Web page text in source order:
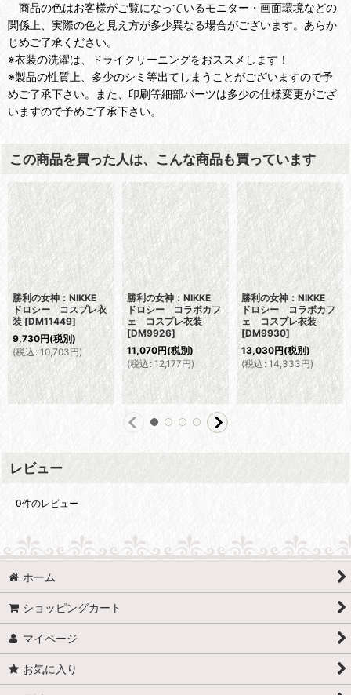
商品の色はお客様がご覧になっているモニター・画面環境などの
関係上、実際の色と見え方が多少異なる場合がございます。あらか
じめご了承ください。
※衣装の洗濯は、ドライクリーニングをおススメします！
※製品の性質上、多少のシミ等出てしまうことがございますので予
めご了承下さい。また、印刷等細部パーツは多少の仕様変更がござ
いますので予めご了承下さい。
この商品を買った人は、こんな商品も買っています
勝利の女神：NIKKE
ドロシー コスプレ衣
装 [DM11449]
9,730円(税別)
(税込 : 10,703円)
勝利の女神：NIKKE
ドロシー コラボカフ
ェ コスプレ衣装
[DM9926]
11,070円(税別)
(税込: 12,177円)
勝利の女神：NIKKE
ドロシー コラボカフ
ェ コスプレ衣装
[DM9930]
13,030円(税別)
(税込: 14,333円)
レビュー
0件のレビュー
ホーム
ショッピングカート
マイページ
お気に入り